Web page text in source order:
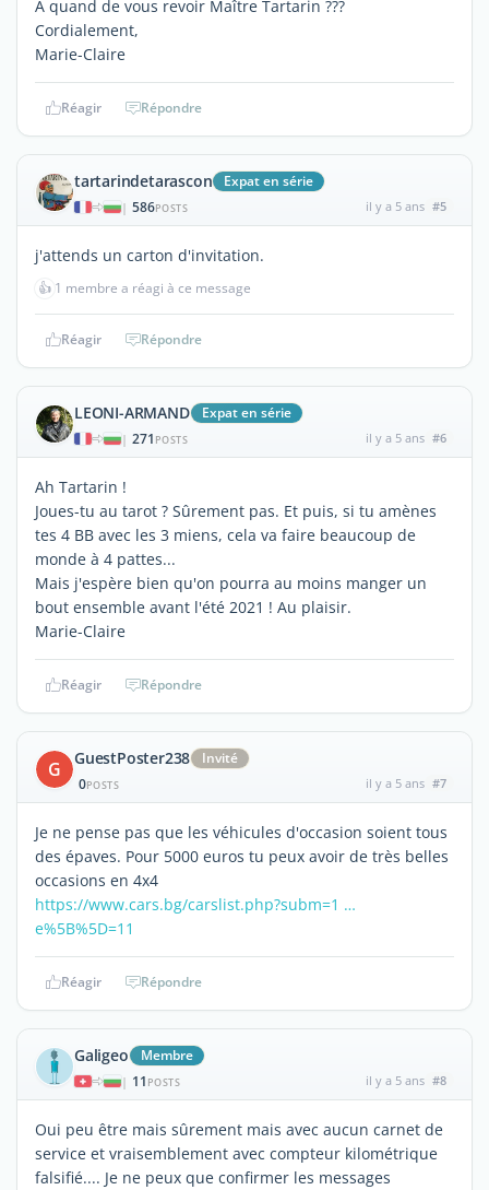
A quand de vous revoir Maître Tartarin ???
Cordialement,
Marie-Claire
Réagir Répondre
tartarindetarascon Expat en série
| 586POSTS il y a 5 ans #5
j'attends un carton d'invitation.
👍 1 membre a réagi à ce message
Réagir Répondre
LEONI-ARMAND Expat en série
| 271 POSTS il y a 5 ans #6
Ah Tartarin !
Joues-tu au tarot ? Sûrement pas. Et puis, si tu amènes
tes 4 BB avec les 3 miens, cela va faire beaucoup de
monde à 4 pattes...
Mais j'espère bien qu'on pourra au moins manger un
bout ensemble avant l'été 2021 ! Au plaisir.
Marie-Claire
Réagir Répondre
G GuestPoster238
Invité
0POSTS il y a 5 ans #7
Je ne pense pas que les véhicules d'occasion soient tous
des épaves. Pour 5000 euros tu peux avoir de très belles
occasions en 4x4
https://www.cars.bg/carslist.php?subm=1 …
e%5B%5D=11
Réagir Répondre
Galigeo Membre
| 11 POSTS il y a 5 ans #8
Oui peu être mais sûrement mais avec aucun carnet de
service et vraisemblement avec compteur kilométrique
falsifié.... Je ne peux que confirmer les messages